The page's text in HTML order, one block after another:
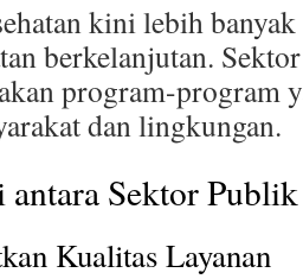
kini lebih
berkelanjutan.
program-program
dan lingkungan.
Sektor
Kualitas Layanan